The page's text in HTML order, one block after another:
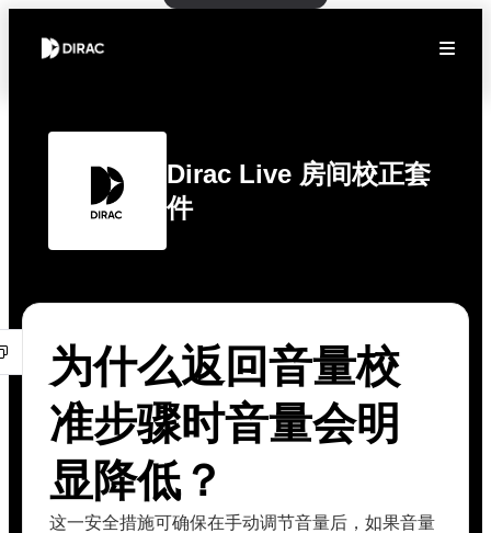
Dirac Live 房间校正套
件
为什么返回音量校
准步骤时音量会明
显降低？
这一安全措施可确保在手动调节音量后，如果音量